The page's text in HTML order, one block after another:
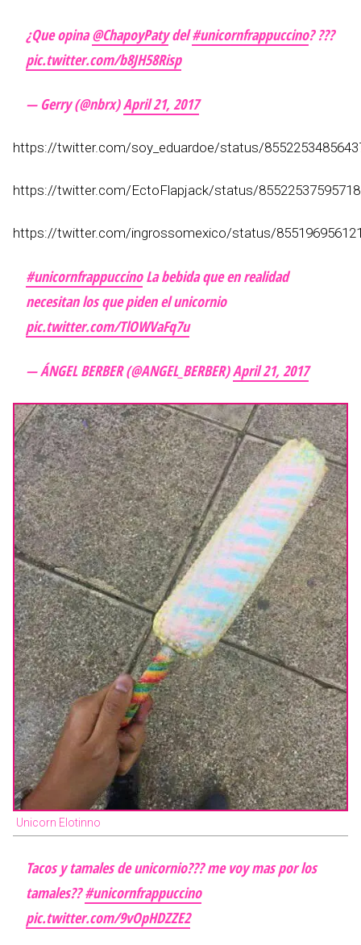
¿Que opina@ChapoyPatydel#unicornfrappuccino? ???
pic.twitter.com/b8JH58Risp
— Gerry (@nbrx)April 21, 2017
https://twitter.com/soy_eduardoe/status/
https://twitter.com/EctoFlapjack/status/
https://twitter.com/ingrossomexico/status/
#unicornfrappuccinoLa bebida que en realidad
necesitan los que piden el unicornio
pic.twitter.com/TlOWVaFq7u
— ÁNGEL BERBER (@ANGEL_BERBER)April 21, 2017
Unicorn Elotinno
Tacos y tamales de unicornio??? me voy mas por los
tamales??#unicornfrappuccino
pic.twitter.com/9vOpHDZZE2